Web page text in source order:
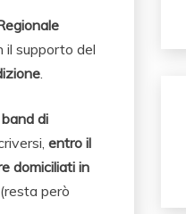
il supporto del
.
di
entro il
domiciliati in
però